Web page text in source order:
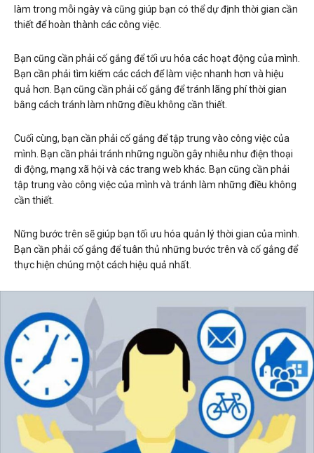
làm trong mỗi ngày và cũng giúp bạn có thể dự định thời gian cần
thiết để hoàn thành các công việc.
Bạn cũng cần phải cố gắng để tối ưu hóa các hoạt động của mình.
Bạn cần phải tìm kiếm các cách để làm việc nhanh hơn và hiệu
quả hơn. Bạn cũng cần phải cố gắng để tránh lãng phí thời gian
bằng cách tránh làm những điều không cần thiết.
Cuối cùng, bạn cần phải cố gắng để tập trung vào công việc của
mình. Bạn cần phải tránh những nguồn gây nhiễu như điện thoại
di động, mạng xã hội và các trang web khác. Bạn cũng cần phải
tập trung vào công việc của mình và tránh làm những điều không
cần thiết.
Nững bước trên sẽ giúp bạn tối ưu hóa quản lý thời gian của mình.
Bạn cần phải cố gắng để tuân thủ những bước trên và cố gắng để
thực hiện chúng một cách hiệu quả nhất.